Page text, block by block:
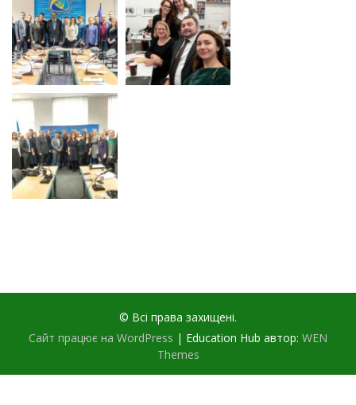
© Всі права захищені.
Сайт працює на WordPress | Education Hub автор: WEN
Themes